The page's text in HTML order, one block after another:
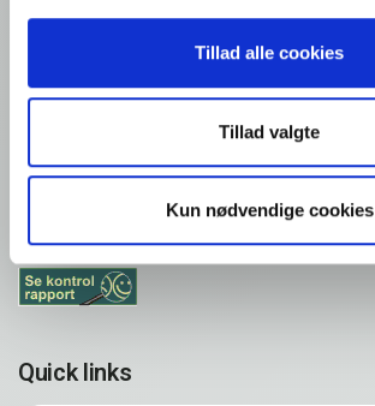
Tillad alle cookies
Tillad valgte
Kun nødvendige cookies
Filial af Ardo NV, Belgien
Denmark
Tlf.: +45 65 310 310
info@frigodan.dk
Quick links